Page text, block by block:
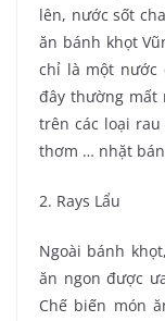
lên, nước sốt
ăn bánh khọt
chỉ là một nước
đây thường mất
trên các loại
thơm … nhặt
2. Rays Lẩu
Ngoài bánh
ăn ngon được
Chế biến món